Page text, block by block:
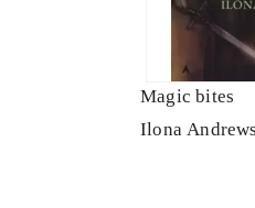
Magic bites
Ilona Andrews